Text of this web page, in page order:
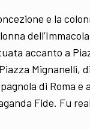
e la
accanto a
Mignanelli,
di Roma e
Fide. Fu